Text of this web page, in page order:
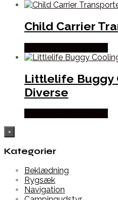
Child Carrier
Littlelife Buggy
Diverse
×
Kategorier
Beklædning
Rygsæk
Navigation